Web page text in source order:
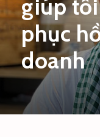
giúp
phục
doanh